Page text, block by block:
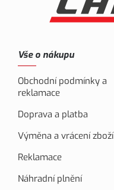
Vše o nákupu
Obchodní podmínky a
reklamace
Doprava a platba
Výměna a vrácení zboží
Reklamace
Náhradní plnění